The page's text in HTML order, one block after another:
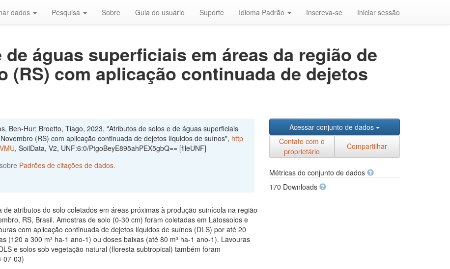
dados Pesquisa Sobre Guia do usuário Suporte Idioma Padrão Inscreva-se Iniciar sessão
águas superficiais em áreas da região de
(RS) com aplicação continuada de dejetos
Ben-Hur; Broetto, Tiago, 2023, "Atributos de solos e de águas superficiais
(RS) com aplicação continuada de dejetos líquidos de suínos", http
, SoilData, V2, UNF:6:0/PtgoBeyE895ahPEX5gbQ== [fileUNF]
Padrões de citações de dados.
Acessar conjunto de dados
Contato com o
proprietário
Compartilhar
Métricas do conjunto de dados
170 Downloads
de atributos do solo coletados em áreas próximas à produção suinícola na região
RS, Brasil. Amostras de solo (0-30 cm) foram coletadas em Latossolos e
com aplicação continuada de dejetos líquidos de suínos (DLS) por até 20
(120 a 300 m³ ha-1 ano-1) ou doses baixas (até 80 m³ ha-1 ano-1). Lavouras
e solos sob vegetação natural (floresta subtropical) também foram
07-03)